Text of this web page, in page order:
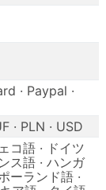
· Paypal ·
· PLN · USD
コ語 · ドイツ
ス語 · ハンガ
ーランド語 ·